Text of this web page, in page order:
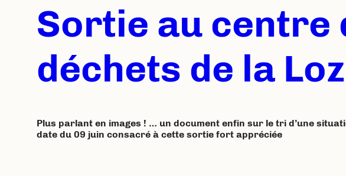
Sortie au centre
déchets de la
Plus parlant en images ! … un document enfin sur le tri d’une
date du 09 juin consacré à cette sortie fort appréciée